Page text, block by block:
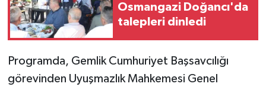
Osmangazi Doğancı'da
talepleri dinledi
Programda, Gemlik Cumhuriyet Başsavcılığı
görevinden Uyuşmazlık Mahkemesi Genel